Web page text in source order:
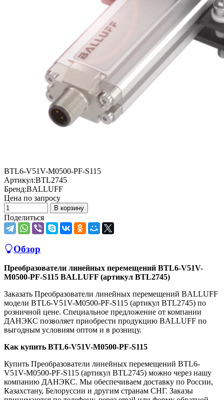
BTL6-V51V-M0500-PF-S115
Артикул:BTL2745
Бренд:BALLUFF
Цена по запросу
В корзину
Поделиться
Обзор
Преобразователи линейных перемещений BTL6-V51V-
M0500-PF-S115 BALLUFF (артикул BTL2745)
Заказать Преобразователи линейных перемещений BALLUFF
модели BTL6-V51V-M0500-PF-S115 (артикул BTL2745) по
розничной цене. Специальное предложение от компании
ДАНЭКС позволяет приобрести продукцию BALLUFF по
выгодным условиям оптом и в розницу.
Как купить BTL6-V51V-M0500-PF-S115
Купить Преобразователи линейных перемещений BTL6-
V51V-M0500-PF-S115 (артикул BTL2745) можно через нашу
компанию ДАНЭКС. Мы обеспечиваем доставку по России,
Казахстану, Белоруссии и другим странам СНГ. Заказы